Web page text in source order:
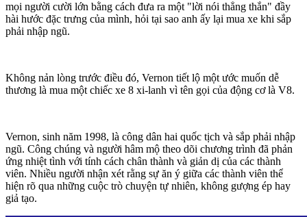
mọi người cười lớn bằng cách đưa ra một "lời nói thẳng thắn" đầy
hài hước đặc trưng của mình, hỏi tại sao anh ấy lại mua xe khi sắp
phải nhập ngũ.
Không nản lòng trước điều đó, Vernon tiết lộ một ước muốn dễ
thương là mua một chiếc xe 8 xi-lanh vì tên gọi của động cơ là V8.
Vernon, sinh năm 1998, là công dân hai quốc tịch và sắp phải nhập
ngũ. Công chúng và người hâm mộ theo dõi chương trình đã phản
ứng nhiệt tình với tính cách chân thành và giản dị của các thành
viên. Nhiều người nhận xét rằng sự ăn ý giữa các thành viên thể
hiện rõ qua những cuộc trò chuyện tự nhiên, không gượng ép hay
giả tạo.